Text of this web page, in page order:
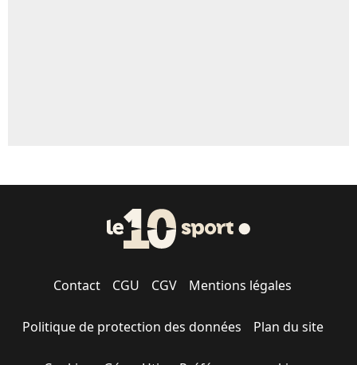
Contact CGU CGV Mentions légales
Politique de protection des données Plan du site